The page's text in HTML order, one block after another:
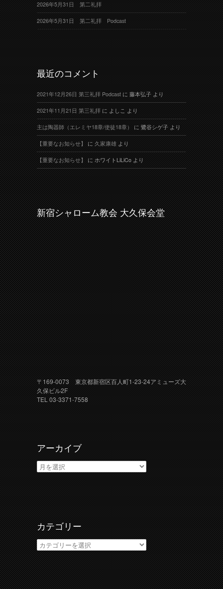
2026年5月31日 第二礼拝
2026年5月31日 第二礼拝 Podcast
最近のコメント
2021年12月26日 第三礼拝 Podcastに藤本弘子より
2021年11月21日 第三礼拝によしこより
主は陶器師（エレミヤ18章/使徒18章）に鷺谷シゲ子より
【重要なお知らせ】に久家康雄より
【重要なお知らせ】にホワイトLiLiCoより
新宿シャローム教会 大久保会堂
〒169-0073 東京都新宿区百人町1-23-24アミューズ大
久保ビル2F
TEL 03-3371-7558
アーカイブ
ア
ー
カ
イ
ブ
カテゴリー
カ
テ
ゴ
リ
ー